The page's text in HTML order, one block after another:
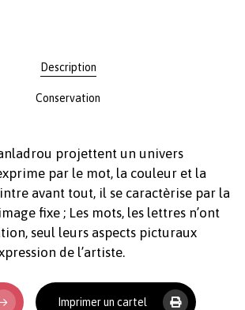
Description
Conservation
projettent un univers
par le mot, la couleur et la
avant tout, il se caractèrise par la
fixe ; Les mots, les lettres n’ont
seul leurs aspects picturaux
de l’artiste.
Imprimer un cartel